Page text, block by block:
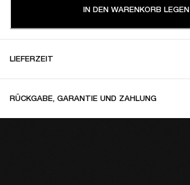
IN DEN WARENKORB LEGEN
LIEFERZEIT
RÜCKGABE, GARANTIE UND ZAHLUNG